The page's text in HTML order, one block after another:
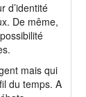
d’identité
De même,
mais qui
du temps. A